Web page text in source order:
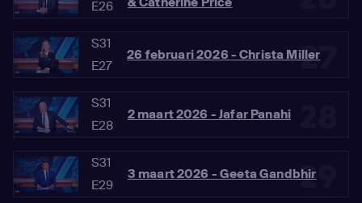
E26
27
S31
E27
26 februari 2026 - Christa Miller
S31
E28
2 maart 2026 - Jafar Panahi
29
S31
E29
3 maart 2026 - Geeta Gandbhir